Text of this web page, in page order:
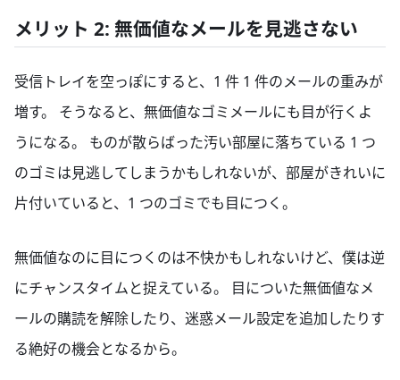
メリット 2: 無価値なメールを見逃さない
受信トレイを空っぽにすると、1 件 1 件のメールの重みが
増す。 そうなると、無価値なゴミメールにも目が行くよ
うになる。 ものが散らばった汚い部屋に落ちている 1 つ
のゴミは見逃してしまうかもしれないが、部屋がきれいに
片付いていると、1 つのゴミでも目につく。
無価値なのに目につくのは不快かもしれないけど、僕は逆
にチャンスタイムと捉えている。 目についた無価値なメ
ールの購読を解除したり、迷惑メール設定を追加したりす
る絶好の機会となるから。